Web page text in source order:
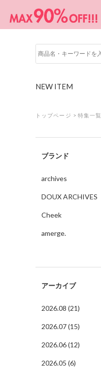
NEW ITEM
トップページ > 特集一覧
ブランド
archives
DOUX ARCHIVES
Cheek
amerge.
アーカイブ
2026.08 (21)
2026.07 (15)
2026.06 (12)
2026.05 (6)